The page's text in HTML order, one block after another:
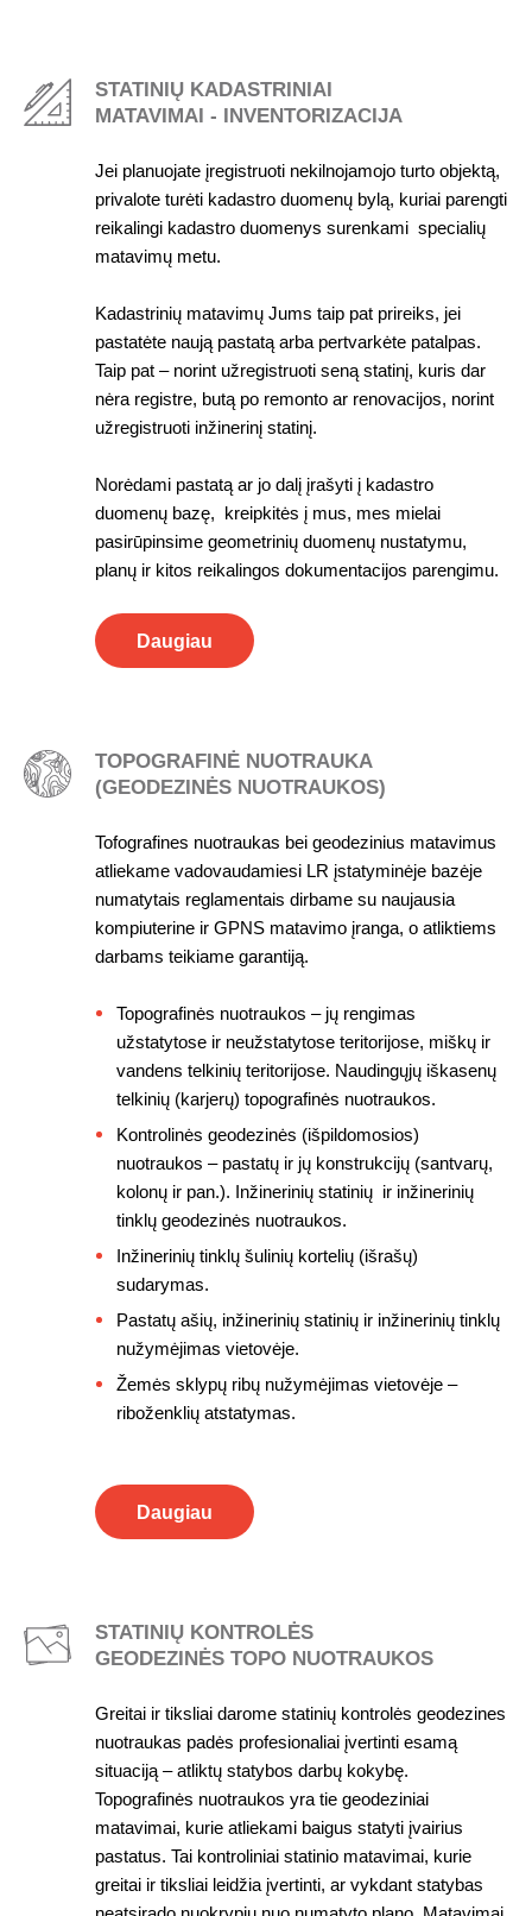
STATINIŲ KADASTRINIAI
MATAVIMAI - INVENTORIZACIJA
Jei planuojate įregistruoti nekilnojamojo turto objektą,
privalote turėti kadastro duomenų bylą, kuriai parengti
reikalingi kadastro duomenys surenkami specialių
matavimų metu.
Kadastrinių matavimų Jums taip pat prireiks, jei
pastatėte naują pastatą arba pertvarkėte patalpas.
Taip pat – norint užregistruoti seną statinį, kuris dar
nėra registre, butą po remonto ar renovacijos, norint
užregistruoti inžinerinį statinį.
Norėdami pastatą ar jo dalį įrašyti į kadastro
duomenų bazę, kreipkitės į mus, mes mielai
pasirūpinsime geometrinių duomenų nustatymu,
planų ir kitos reikalingos dokumentacijos parengimu.
Daugiau
TOPOGRAFINĖ NUOTRAUKA
(GEODEZINĖS NUOTRAUKOS)
Tofografines nuotraukas bei geodezinius matavimus
atliekame vadovaudamiesi LR įstatyminėje bazėje
numatytais reglamentais dirbame su naujausia
kompiuterine ir GPNS matavimo įranga, o atliktiems
darbams teikiame garantiją.
Topografinės nuotraukos – jų rengimas
užstatytose ir neužstatytose teritorijose, miškų ir
vandens telkinių teritorijose. Naudingųjų iškasenų
telkinių (karjerų) topografinės nuotraukos.
Kontrolinės geodezinės (išpildomosios)
nuotraukos – pastatų ir jų konstrukcijų (santvarų,
kolonų ir pan.). Inžinerinių statinių ir inžinerinių
tinklų geodezinės nuotraukos.
Inžinerinių tinklų šulinių kortelių (išrašų)
sudarymas.
Pastatų ašių, inžinerinių statinių ir inžinerinių tinklų
nužymėjimas vietovėje.
Žemės sklypų ribų nužymėjimas vietovėje –
riboženklių atstatymas.
Daugiau
STATINIŲ KONTROLĖS
GEODEZINĖS TOPO NUOTRAUKOS
Greitai ir tiksliai darome statinių kontrolės geodezines
nuotraukas padės profesionaliai įvertinti esamą
situaciją – atliktų statybos darbų kokybę.
Topografinės nuotraukos yra tie geodeziniai
matavimai, kurie atliekami baigus statyti įvairius
pastatus. Tai kontroliniai statinio matavimai, kurie
greitai ir tiksliai leidžia įvertinti, ar vykdant statybas